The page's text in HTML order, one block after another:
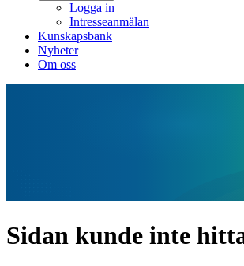
Logga in
Intresseanmälan
Kunskapsbank
Nyheter
Om oss
Sidan kunde inte